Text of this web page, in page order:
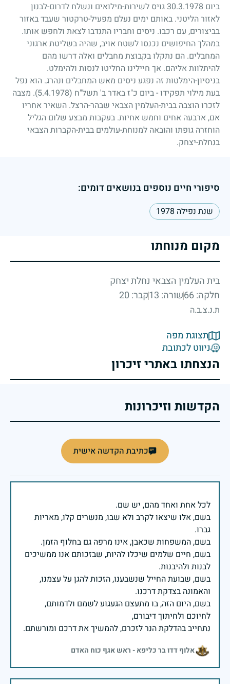
ביום 30.3.1978גויס לשירות-מילואים ונשלח לדרום-לבנון
לאזור הליטני. באותם ימים נעלם מפעיל-טרקטור שעבד באזור
בביצורים, עם רכבו. ניסים וחבריו התנדבו לצאת ולחפש אותו.
במהלך החיפושים נכנסו לשטח אויב, שהיה בשליטת ארגוני
המחבלים. הם נתקלו בקבוצת מחבלים ואלה דרשו מהם
להיתלוות אליהם. אך חיילינו החליטו לנסות ולהימלט.
בניסיון-הימלטות זה נפגע ניסים מאש המחבלים ונהרג. הוא נפל
בעת מילוי תפקידו - ביום כ"ז באדר ב' תשל"ח (5.4.1978)
. מצבה
לזכרו הוצבה בבית-העלמין הצבאי שבהר-הרצל. השאיר אחריו
אם, ארבעה אחים וחמש אחיות. בעקבות מבצע שלום הגליל
הוחזרה גופתו והובאה למנוחת-עולמים בבית-הקברות הצבאי
בנחלת-יצחק.
סיפורי חיים נוספים בנושאים דומים:
שנת נפילה 1978
מקום מנוחתו
בית העלמין הצבאי נחלת יצחק
חלקה: 66
שורה: 13 קבר: 20
ת.נ.צ.ב.ה
תצוגת מפה
ניווט לכתובת
הנצחתו באתרי זיכרון
הקדשות וזיכרונות
כתיבת הקדשה אישית
בשם, אלו שיצאו לקרב ולא שבו, מנשרים קלו, מאריות
בשם, חיים שלמים שיכלו להיות, שבזכותם אנו ממשיכים
בשם, שבועת החייל שנשבענו, הזכות להגן על עצמנו,
בשם, היום הזה, בו מתעצם הגעגוע לשמם ולדמותם,
נתחייב בהדלקת הנר לזכרם, להמשיך את דרכם ומורשתם.
אלוף דדו בר כליפא - ראש אגף כוח האדם